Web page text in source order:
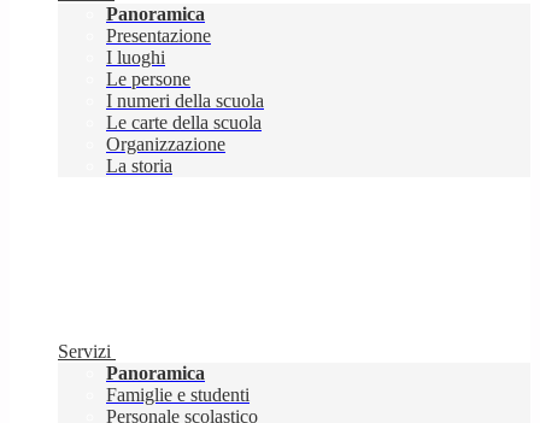
Panoramica
Presentazione
I luoghi
Le persone
I numeri della scuola
Le carte della scuola
Organizzazione
La storia
Servizi
Panoramica
Famiglie e studenti
Personale scolastico